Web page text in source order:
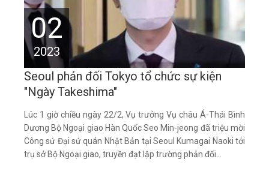
02
2023
Seoul phản đối Tokyo tổ chức sự kiện
"Ngày Takeshima"
Lúc 1 giờ chiều ngày 22/2, Vụ trưởng Vụ châu Á-Thái Bình
Dương Bộ Ngoại giao Hàn Quốc Seo Min-jeong đã triệu mời
Công sứ Đại sứ quán Nhật Bản tại Seoul Kumagai Naoki tới
trụ sở Bộ Ngoại giao, truyền đạt lập trường phản đối...